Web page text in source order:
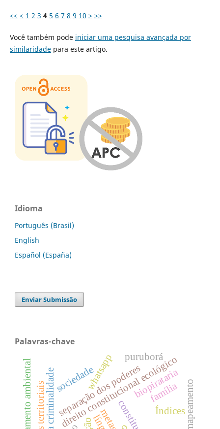
<< < 1 2 3 4 5 6 7 8 9 10 > >>
Você também pode iniciar uma pesquisa avançada por
similaridadepara este artigo.
Idioma
Português (Brasil)
English
Español (España)
Enviar Submissão
Palavras-chave
metas
direito constitucional ecológico
separação dos poderes
whatsapp biopirataria
família
Índicesmapeamento
sociedade
puruborá